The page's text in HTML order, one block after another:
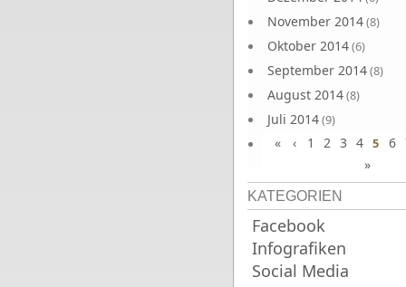
November 2014(8)
Oktober 2014(6)
September 2014(8)
August 2014(8)
Juli 2014(9)
Juni 2014(8)
« ‹ 1 2 3 4 5 6
»
KATEGORIEN
Facebook
Infografiken
Social Media